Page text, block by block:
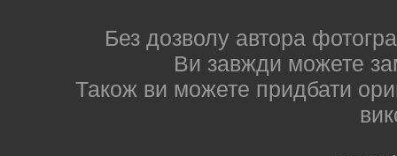
Без дозволу автора
Ви завжди можете
Також ви можете придбати